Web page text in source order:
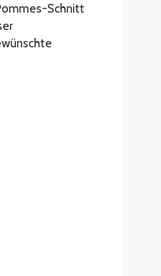
Schnitt